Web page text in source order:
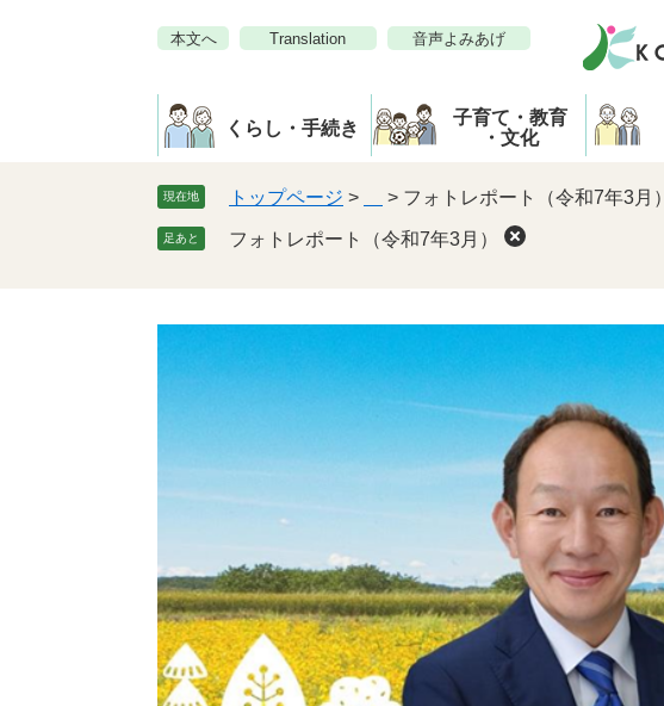
本文へ Translation 音声よみあげ
くらし・手続き
子育て・教育
・文化
現在地 トップページ > > フォトレポート（令和7年3月）
足あと フォトレポート（令和7年3月）